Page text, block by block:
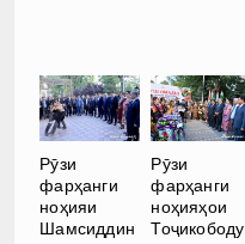
Рӯзи
фарҳанги
ноҳияи
Шамсиддин
Рӯзи
фарҳанги
ноҳияҳои
Тоҷикободу